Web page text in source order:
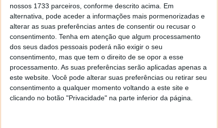
nossos 1733 parceiros, conforme descrito acima. Em
alternativa, pode aceder a informações mais pormenorizadas e
alterar as suas preferências antes de consentir ou recusar o
consentimento. Tenha em atenção que algum processamento
dos seus dados pessoais poderá não exigir o seu
consentimento, mas que tem o direito de se opor a esse
processamento. As suas preferências serão aplicadas apenas a
este website. Você pode alterar suas preferências ou retirar seu
consentimento a qualquer momento voltando a este site e
clicando no botão "Privacidade" na parte inferior da página.